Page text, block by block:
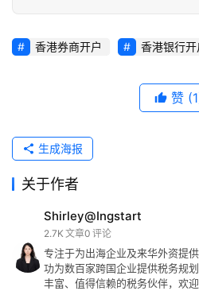
香港券商开户 香港银行开
赞
生成海报
关于作者
Shirley@Ingstart
2.7K 文章0 评论
专注于为出海企业及来华外资提
功为数百家跨国企业提供税务规
丰富、值得信赖的税务伙伴，欢